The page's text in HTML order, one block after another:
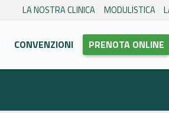
LA NOSTRA CLINICA MODULISTICA
CONVENZIONI PRENOTA ONLINE